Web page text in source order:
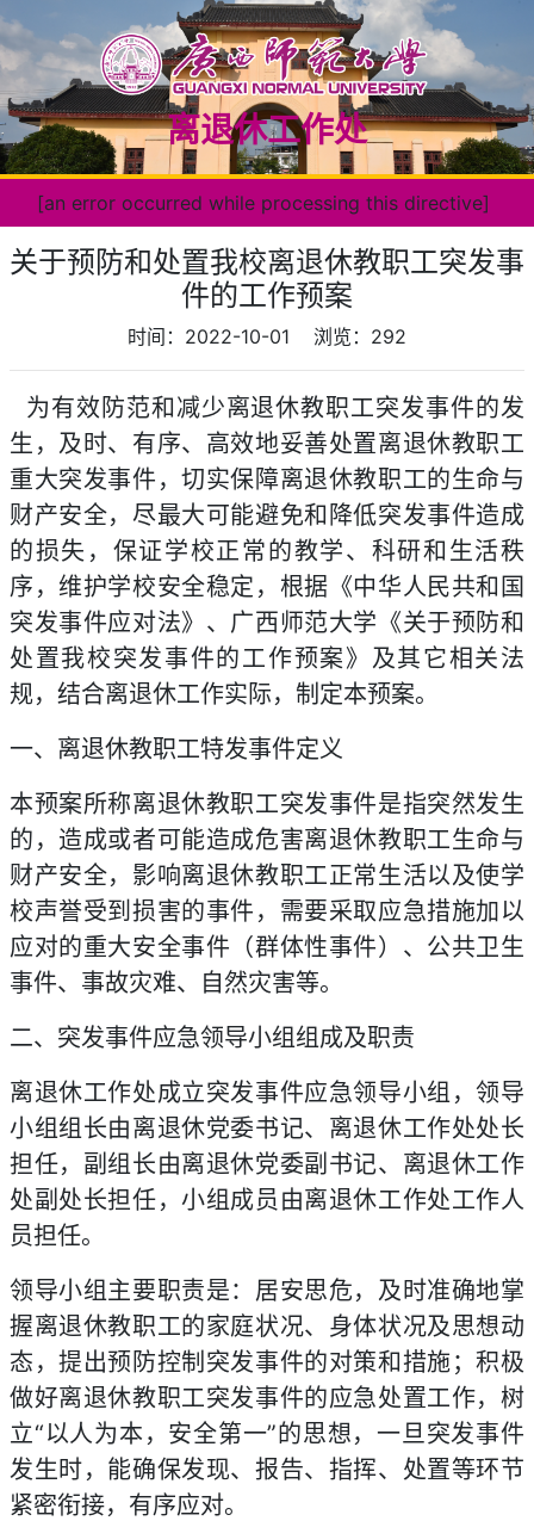
离退休工作处
[an error occurred while processing this directive]
关于预防和处置我校离退休教职工突发事
件的工作预案
时间：2022-10-01 浏览： 292
为有效防范和减少离退休教职工突发事件的发
生，及时、有序、高效地妥善处置离退休教职工
重大突发事件，切实保障离退休教职工的生命与
财产安全，尽最大可能避免和降低突发事件造成
的损失，保证学校正常的教学、科研和生活秩
序，维护学校安全稳定，根据《中华人民共和国
突发事件应对法》、广西师范大学《关于预防和
处置我校突发事件的工作预案》及其它相关法
规，结合离退休工作实际，制定本预案。
一、离退休教职工特发事件定义
本预案所称离退休教职工突发事件是指突然发生
的，造成或者可能造成危害离退休教职工生命与
财产安全，影响离退休教职工正常生活以及使学
校声誉受到损害的事件，需要采取应急措施加以
应对的重大安全事件（群体性事件）、公共卫生
事件、事故灾难、自然灾害等。
二、突发事件应急领导小组组成及职责
离退休工作处成立突发事件应急领导小组，领导
小组组长由离退休党委书记、离退休工作处处长
担任，副组长由离退休党委副书记、离退休工作
处副处长担任，小组成员由离退休工作处工作人
员担任。
领导小组主要职责是：居安思危，及时准确地掌
握离退休教职工的家庭状况、身体状况及思想动
态，提出预防控制突发事件的对策和措施；积极
做好离退休教职工突发事件的应急处置工作，树
立“以人为本，安全第一”的思想，一旦突发事件
发生时，能确保发现、报告、指挥、处置等环节
紧密衔接，有序应对。